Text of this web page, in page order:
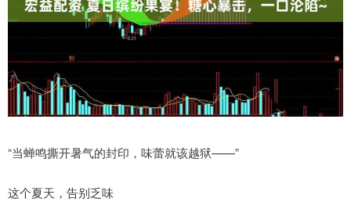
“当蝉鸣撕开暑气的封印，味蕾就该越狱——”
这个夏天，告别乏味